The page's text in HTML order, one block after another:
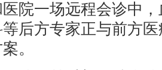
一场远程会诊中，
后方专家正与前方
。